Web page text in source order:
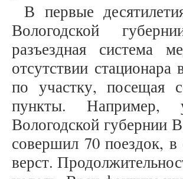
В первые
Вологодской
разъездная система
отсутствии
по участку, посещая
пункты. Например,
Вологодской губернии
совершил 70 поездок,
верст.